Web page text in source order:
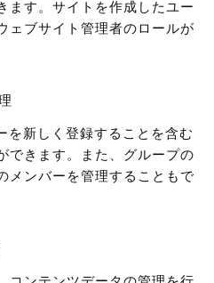
ます。サイトを作成したユー
ェブサイト管理者のロールが
新しく登録することを含む
できます。また、グループの
メンバーを管理することもで